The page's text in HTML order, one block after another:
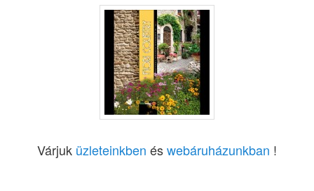
Várjuk üzleteinkben éswebáruházunkban !